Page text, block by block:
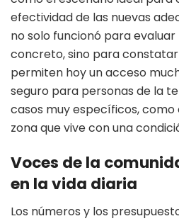
efectividad de las nuevas
no solo funcionó para
concreto, sino para
permiten hoy un acceso
seguro para personas de la
casos muy específicos, como
zona que vive con una
Voces de la
en la vida diaria
Los números y los